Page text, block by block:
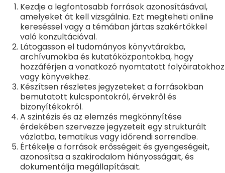
Kezdje a legfontosabb források azonosításával,
amelyeket át kell vizsgálnia. Ezt megteheti online
kereséssel vagy a témában jártas szakértőkkel
való konzultációval.
Látogasson el tudományos könyvtárakba,
archívumokba és kutatóközpontokba, hogy
hozzáférjen a vonatkozó nyomtatott folyóiratokhoz
vagy könyvekhez.
Készítsen részletes jegyzeteket a forrásokban
bemutatott kulcspontokról, érvekről és
bizonyítékokról.
A szintézis és az elemzés megkönnyítése
érdekében szervezze jegyzeteit egy strukturált
vázlatba, tematikus vagy időrendi sorrendbe.
Értékelje a források erősségeit és gyengeségeit,
azonosítsa a szakirodalom hiányosságait, és
dokumentálja megállapításait.